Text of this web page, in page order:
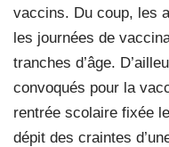
vaccins. Du coup, les
les journées de
tranches d’âge.
convoqués pour la
rentrée scolaire fixée
dépit des craintes